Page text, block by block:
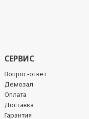
СЕРВИС
Вопрос-ответ
Демозал
Оплата
Доставка
Гарантия